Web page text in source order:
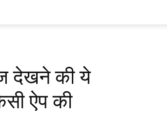
देखने की ये
ऐप की